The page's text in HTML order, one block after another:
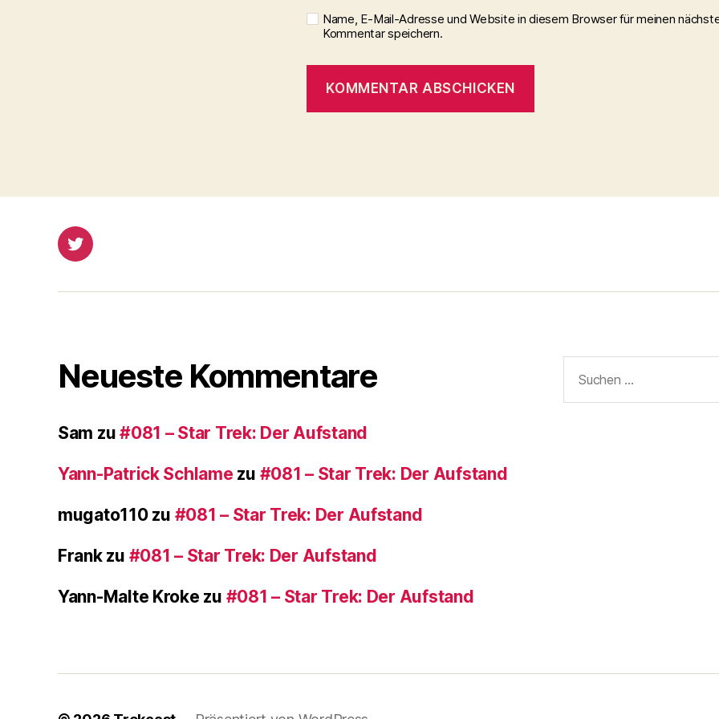
Name, E-Mail-Adresse und Website in diesem Browser für meinen
Kommentar speichern.
Twitter
Neueste Kommentare
Sam zu#081 – Star Trek: Der Aufstand
Yann-Patrick Schlame zu #081 – Star Trek: Der Aufstand
mugato110zu #081 – Star Trek: Der Aufstand
Frankzu #081 – Star Trek: Der Aufstand
Yann-Malte Kroke zu #081 – Star Trek: Der Aufstand
nach: